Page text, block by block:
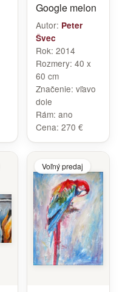
Google melon
Autor: Peter
Švec
Rok: 2014
Rozmery: 40 x
60 cm
Značenie: vľavo
dole
Rám: ano
Cena: 270 €
Voľný predaj